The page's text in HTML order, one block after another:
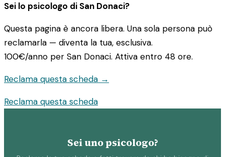
Sei lo psicologo di San Donaci?
Questa pagina è ancora libera. Una sola persona può
reclamarla — diventa la tua, esclusiva.
100€/anno per San Donaci. Attiva entro 48 ore.
Reclama questa scheda →
Reclama questa scheda
Sei uno psicologo?